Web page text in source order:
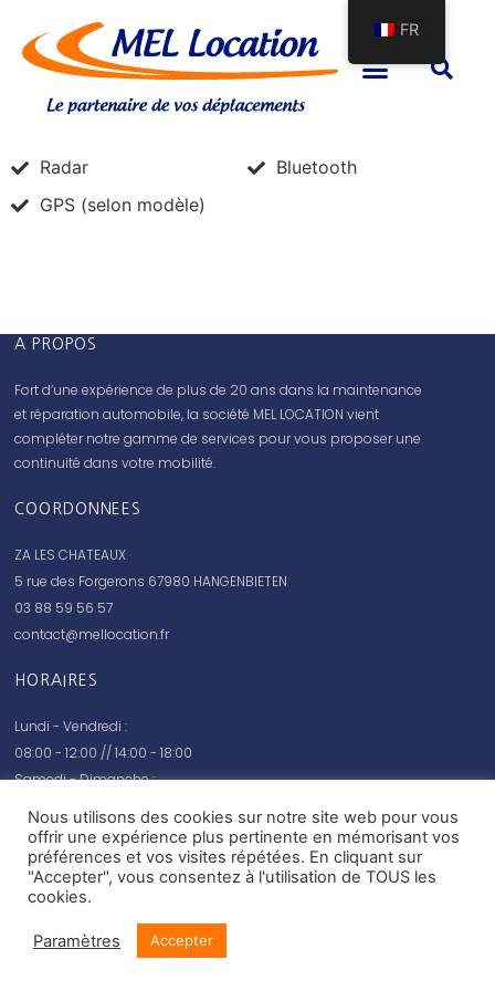
Radar
Bluetooth
GPS (selon modèle)
A PROPOS
Fort d’une expérience de plus de 20 ans dans la maintenance
et réparation automobile, la société MEL LOCATION vient
compléter notre gamme de services pour vous proposer une
continuité dans votre mobilité.
COORDONNEES
ZA LES CHATEAUX
5 rue des Forgerons 67980 HANGENBIETEN
03 88 59 56 57
contact@mellocation.fr
HORAIRES
Lundi - Vendredi :
08:00 - 12:00 // 14:00 - 18:00
Samedi - Dimanche :
Nous utilisons des cookies sur notre site web pour vous
offrir une expérience plus pertinente en mémorisant vos
préférences et vos visites répétées. En cliquant sur
"Accepter", vous consentez à l'utilisation de TOUS les
cookies.
Paramètres Accepter
FR